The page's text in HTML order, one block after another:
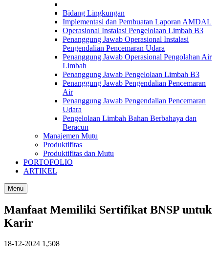
Bidang Lingkungan
Implementasi dan Pembuatan Laporan AMDAL
Operasional Instalasi Pengelolaan Limbah B3
Penanggung Jawab Operasional Instalasi
Pengendalian Pencemaran Udara
Penanggung Jawab Operasional Pengolahan Air
Limbah
Penanggung Jawab Pengelolaan Limbah B3
Penanggung Jawab Pengendalian Pencemaran
Air
Penanggung Jawab Pengendalian Pencemaran
Udara
Pengelolaan Limbah Bahan Berbahaya dan
Beracun
Manajemen Mutu
Produktifitas
Produktifitas dan Mutu
PORTOFOLIO
ARTIKEL
Menu
Manfaat Memiliki Sertifikat BNSP untuk
Karir
18-12-2024 1,508